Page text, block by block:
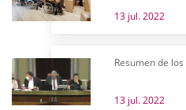
13 jul. 2022
Resumen de
13 jul. 2022